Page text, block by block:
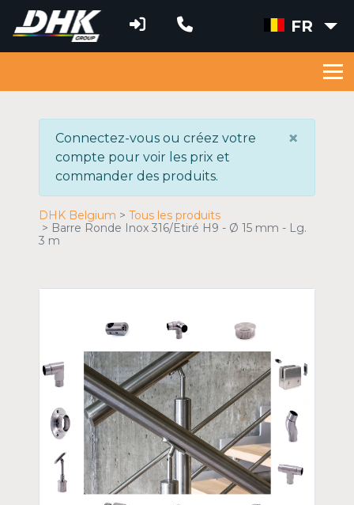
FR
×
Connectez-vous ou créez votre
compte pour voir les prix et
commander des produits.
DHK Belgium
Tous les produits
Barre Ronde Inox 316/Etiré H9 - Ø 15 mm - Lg.
3 m